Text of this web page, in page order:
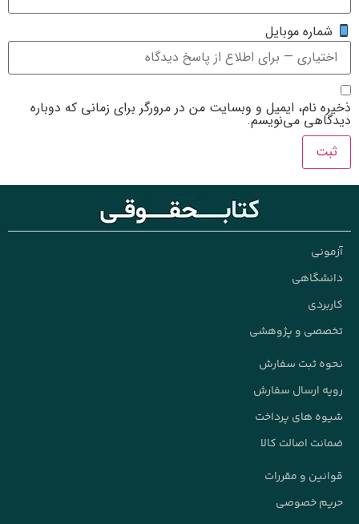
من در مرورگر برای زمانی که دوباره